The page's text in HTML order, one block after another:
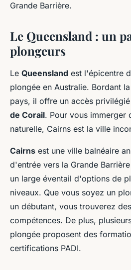
Grande Barrière.
Le Queensland : un
plongeurs
Le Queensland est l'épicentre
plongée en Australie. Bordant
pays, il offre un accès
de Corail. Pour vous immerger
naturelle, Cairns est la ville
Cairns est une ville balnéaire
d'entrée vers la Grande
un large éventail d'options de
niveaux. Que vous soyez un
un débutant, vous trouverez
compétences. De plus,
plongée proposent des
certifications PADI.